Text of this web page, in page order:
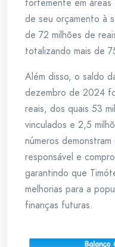
de seu orçamento à
de 72 milhões de
totalizando mais de
Além disso, o saldo
dezembro de 2024
reais, dos quais 53
vinculados e 2,5
números
responsável e
garantindo que
melhorias para a
finanças futuras.